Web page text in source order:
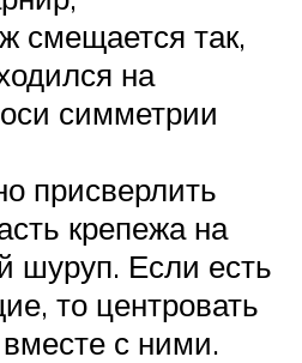
смещается так,
на
симметрии
присверлить
крепежа на
шуруп. Если есть
то центровать
с ними.